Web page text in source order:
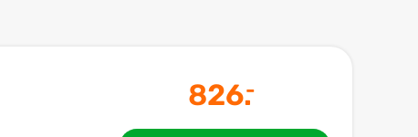
826.-